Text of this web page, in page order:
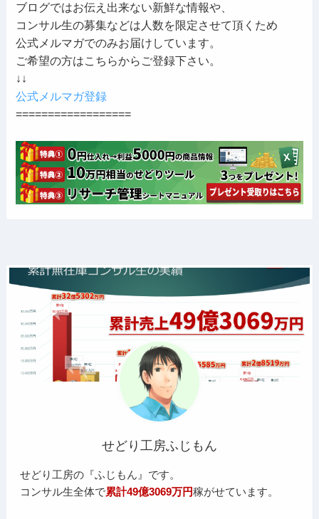
ブログではお伝え出来ない新鮮な情報や、
コンサル生の募集などは人数を限定させて頂くため
公式メルマガでのみお届けしています。
ご希望の方はこちらからご登録下さい。
↓↓
公式メルマガ登録
==================
せどり工房ふじもん
せどり工房の『ふじもん』です。
コンサル生全体で累計49億3069万円稼がせています。